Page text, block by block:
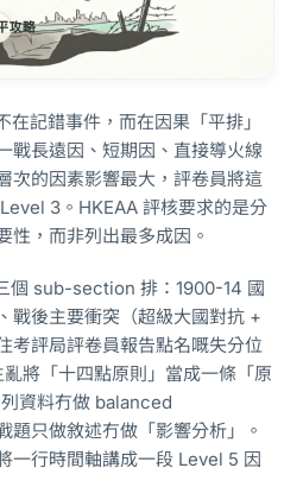
記錯事件，而在因果「平排」
長遠因、短期因、直接導火線
次的因素影響最大，評卷員將這
3。HKEAA 評核要求的是分
性，而非列出最多成因。
個 sub-section 排：1900-14 國
戰後主要衝突（超級大國對抗 +
考評局評卷員報告點名嘅失分位
將「十四點原則」當成一條「原
資料冇做 balanced
只做敘述冇做「影響分析」。
一行時間軸講成一段 Level 5 因